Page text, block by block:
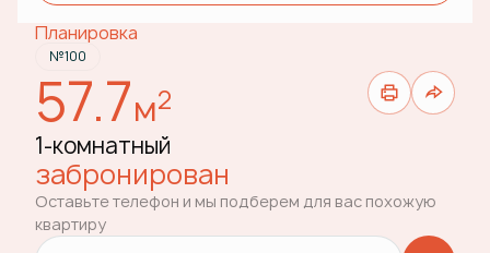
Планировка
№100
57.7м2
1-комнатный
забронирован
Оставьте телефон и мы подберем для вас похожую
квартиру